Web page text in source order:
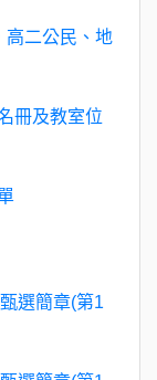
高二公民、地
冊及教室位
選簡章(第1